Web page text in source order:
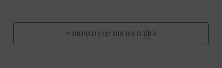
הורדת הוראות יצרן ובטיחות >